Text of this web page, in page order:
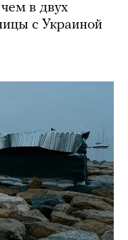
в двух
с Украиной